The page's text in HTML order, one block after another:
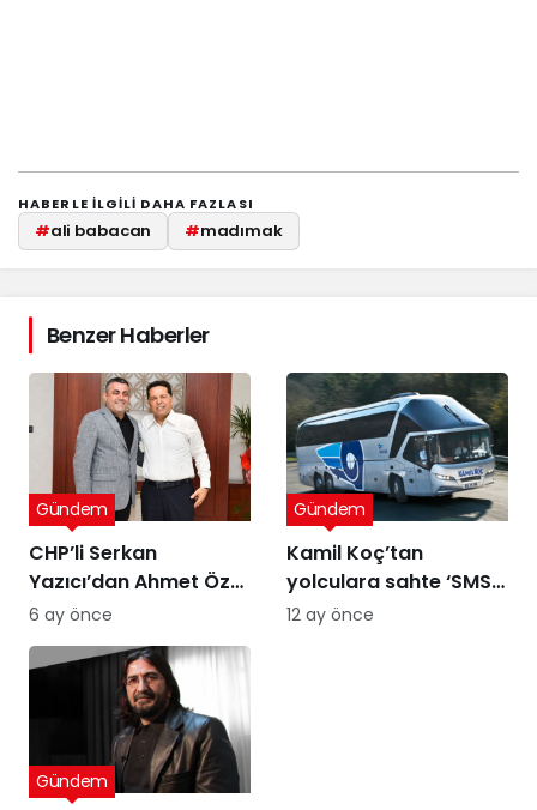
HABERLE ILGILI DAHA FAZLASI
#ali babacan #madımak
Benzer Haberler
CHP’li Serkan
Yazıcı’dan Ahmet Özer
kararına tepki: Bu bir
yargı değil, sandığı
tanımayan düzenin
Gündem
6 ay önce
Kamil Koç’tan
yolculara sahte ‘SMS’
uyarısı
Gündem
12 ay önce
Gündem